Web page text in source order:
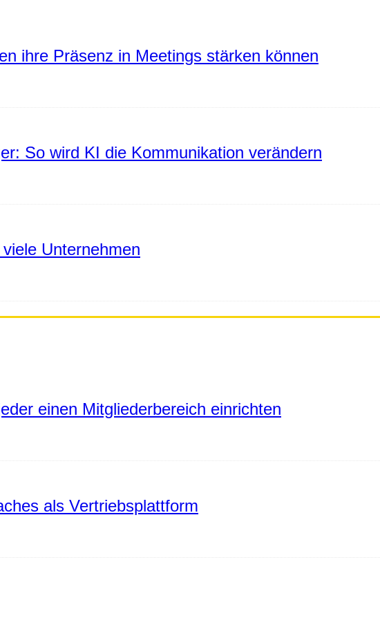
ihre Präsenz in Meetings stärken können
So wird KI die Kommunikation verändern
Unternehmen
einen Mitgliederbereich einrichten
als Vertriebsplattform